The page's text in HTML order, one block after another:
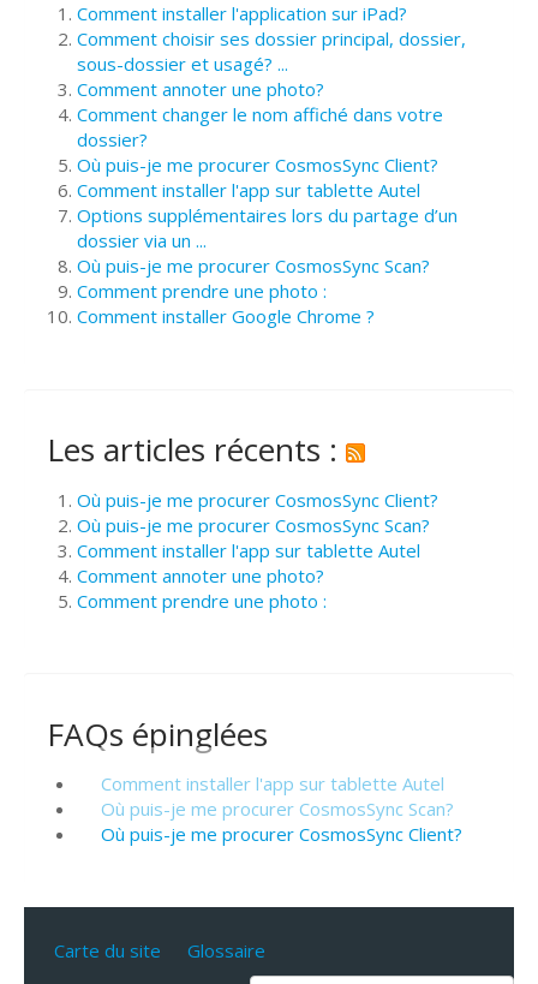
Comment installer l'application sur iPad?
Comment choisir ses dossier principal, dossier,
sous-dossier et usagé? ...
Comment annoter une photo?
Comment changer le nom affiché dans votre
dossier?
Où puis-je me procurer CosmosSync Client?
Comment installer l'app sur tablette Autel
Options supplémentaires lors du partage d’un
dossier via un ...
Où puis-je me procurer CosmosSync Scan?
Comment prendre une photo :
Comment installer Google Chrome ?
Les articles récents :
Où puis-je me procurer CosmosSync Client?
Où puis-je me procurer CosmosSync Scan?
Comment installer l'app sur tablette Autel
Comment annoter une photo?
Comment prendre une photo :
FAQs épinglées
Comment installer l'app sur tablette Autel
Où puis-je me procurer CosmosSync Scan?
Où puis-je me procurer CosmosSync Client?
Carte du site Glossaire